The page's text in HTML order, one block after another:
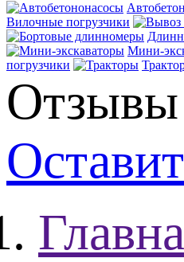
Вилочные погрузчики
Мини-
погрузчики